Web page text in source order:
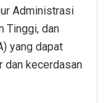
Administrasi
Tinggi, dan
yang dapat
dan kecerdasan